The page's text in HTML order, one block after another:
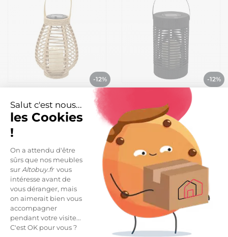
Salut c'est nous...
les Cookies
!
On a attendu d'être
sûrs que nos meubles
sur Altobuy.frvous
intéresse avant de
vous déranger, mais
on aimerait bien vous
accompagner
pendant votre visite...
C'est OK pour vous ?
-12%
Lanterne solaire led effet
bougie, en polypropylène
beige avec anse (H26,5 cm)
13,99 €15,99 €
-12%
Lanterne solaire led effet
bougie, en polypropylène
noir avec anse (H23 cm)
13,99 €15,99 €
Vide entrepôt